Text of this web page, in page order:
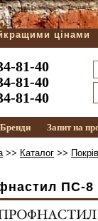
цінами
81-40
81-40
81-40
Бренди Запит на
>> Каталог >>
ПС-8